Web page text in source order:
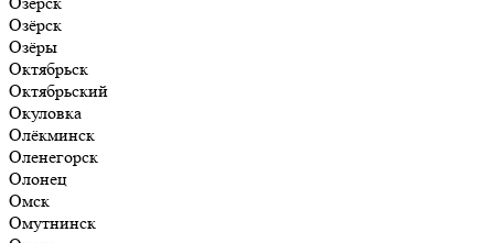
Озёрск
Озёры
Октябрьск
Октябрьский
Окуловка
Олёкминск
Оленегорск
Олонец
Омск
Омутнинск